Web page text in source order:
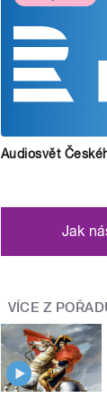
Audiosvět
Jak
VÍCE Z